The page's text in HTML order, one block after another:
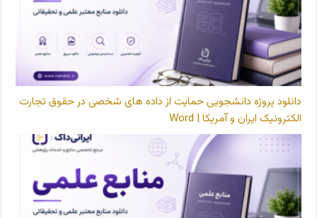
دانلود پروژه دانشجویی حمایت از داده های شخصی در حقوق تجارت
الکترونیک ایران و آمریکا | Word